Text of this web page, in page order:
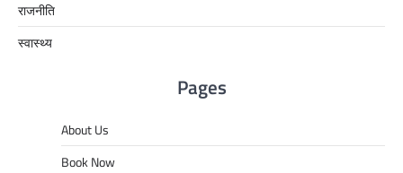
राजनीति
स्वास्थ्य
Pages
About Us
Book Now